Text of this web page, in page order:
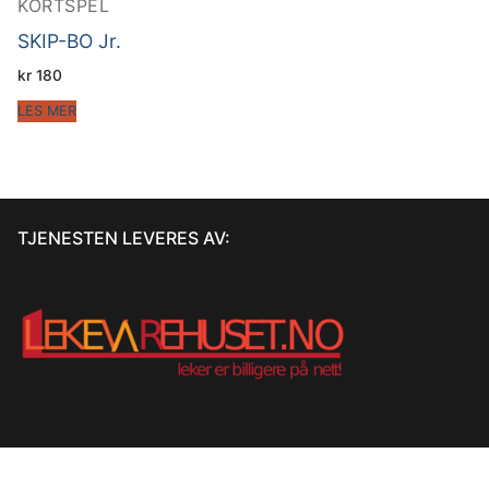
KORTSPEL
SKIP-BO Jr.
kr 180
LES MER
TJENESTEN LEVERES AV: